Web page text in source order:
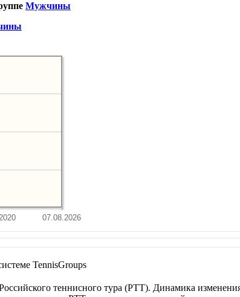
Мужчины
07.08.2026
TennisGroups
теннисного тура (РТТ). Динамика